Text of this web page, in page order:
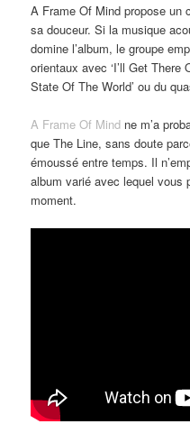
A Frame Of Mind propose un
sa douceur. Si la musique
domine l’album, le groupe
orientaux avec ‘I’ll Get There
State Of The World’ ou du
A Frame Of Mind ne m’a
que The Line, sans doute
émoussé entre temps. Il
album varié avec lequel vous
moment.